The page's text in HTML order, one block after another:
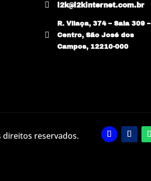
 l2k@l2kinternet.com.br

R. Vilaça, 374 – Sala 309 –
Centro, São José dos
Campos, 12210-000
direitos reservados.